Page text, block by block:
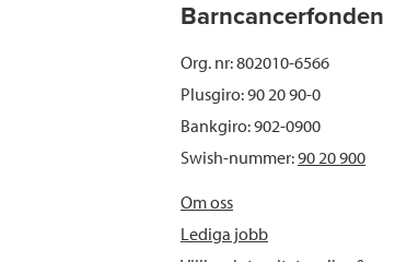
Barncancerfonden
Org. nr: 802010-6566
Plusgiro: 90 20 90-0
Bankgiro: 902-0900
Swish-nummer:90 20 900
Om oss
Lediga jobb